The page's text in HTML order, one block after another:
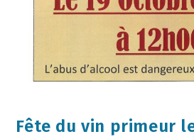
Fête du vin primeur